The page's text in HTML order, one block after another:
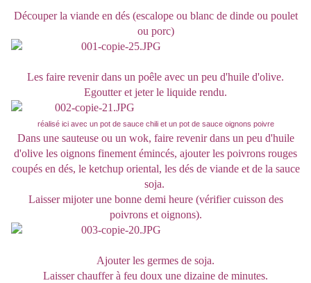
Découper la viande en dés (escalope ou blanc de dinde ou poulet
ou porc)
Les faire revenir dans un poêle avec un peu d'huile d'olive.
Egoutter et jeter le liquide rendu.
réalisé ici avec un pot de sauce chili et un pot de sauce oignons poivre
Dans une sauteuse ou un wok, faire revenir dans un peu d'huile
d'olive les oignons finement émincés, ajouter les poivrons rouges
coupés en dés, le ketchup oriental, les dés de viande et de la sauce
soja.
Laisser mijoter une bonne demi heure (vérifier cuisson des
poivrons et oignons).
Ajouter les germes de soja.
Laisser chauffer à feu doux une dizaine de minutes.